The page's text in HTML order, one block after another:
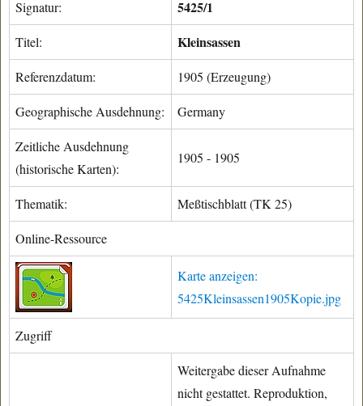
Signatur: 5425/1
Titel: Kleinsassen
Referenzdatum: 1905 (Erzeugung)
Geographische Ausdehnung: Germany
Zeitliche Ausdehnung
(historische Karten):
1905 - 1905
Thematik: Meßtischblatt (TK 25)
Online-Ressource
Karte anzeigen:
5425Kleinsassen1905Kopie.jpg
Zugriff
Weitergabe dieser Aufnahme
nicht gestattet. Reproduktion,